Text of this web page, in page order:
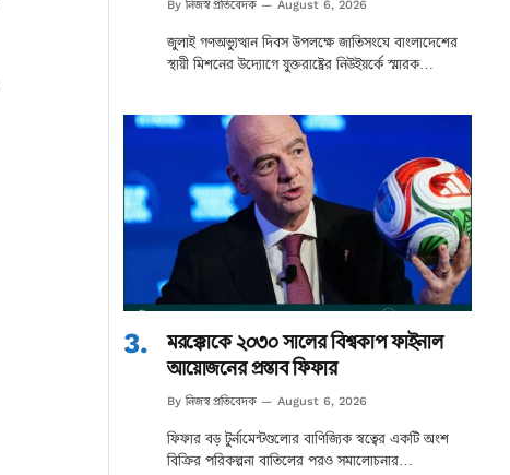
By নিজস্ব প্রতিবেদক August 6, 2026
জুলাই গণঅভ্যুত্থান দিবস উপলক্ষে জাতিসংঘে বাংলাদেশের
স্থায়ী মিশনের উদ্যোগে যুক্তরাষ্ট্রের নিউইয়র্কে স্মারক…
মরক্কোকে ২০৩০ সালের বিশ্বকাপ ফাইনাল
আয়োজনের প্রস্তাব ফিফার
By নিজস্ব প্রতিবেদক August 6, 2026
ফিফার বড় টুর্নামেন্টগুলোর বাণিজ্যিক স্বত্বের একটি অংশ
বিক্রির পরিকল্পনা বাতিলের পরও সমালোচনার…